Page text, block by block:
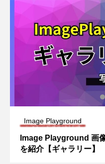
Image Playground
Image Playground 画
を紹介【ギャラリー】